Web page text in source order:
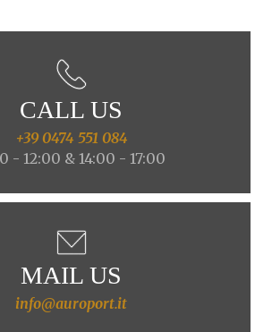
CALL US
+39 0474 551 084
- 12:00 & 14:00 - 17:00
MAIL US
info@auroport.it